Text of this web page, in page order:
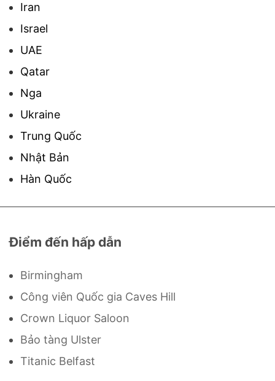
Iran
Israel
UAE
Qatar
Nga
Ukraine
Trung Quốc
Nhật Bản
Hàn Quốc
Điểm đến hấp dẫn
Birmingham
Công viên Quốc gia Caves Hill
Crown Liquor Saloon
Bảo tàng Ulster
Titanic Belfast